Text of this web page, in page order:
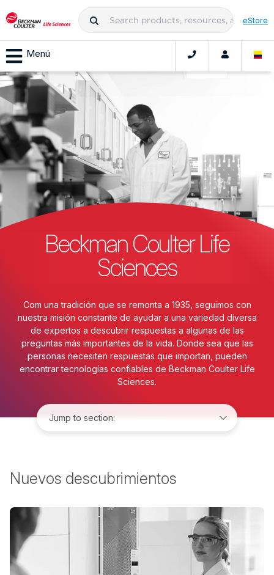
eStore
Menú
Beckman Coulter Life
Sciences
Com una tradición que se remonta a 1935, seguimos con
nuestra misión constante de ayudar a una variedad diversa
de expertos a descubrir respuestas a algunas de las
preguntas más importantes de la vida. Donde sea que las
personas necesiten respuestas que importan, pueden
encontrar tecnologías confiables de Beckman Coulter Life
Sciences.
Nuevos descubrimientos